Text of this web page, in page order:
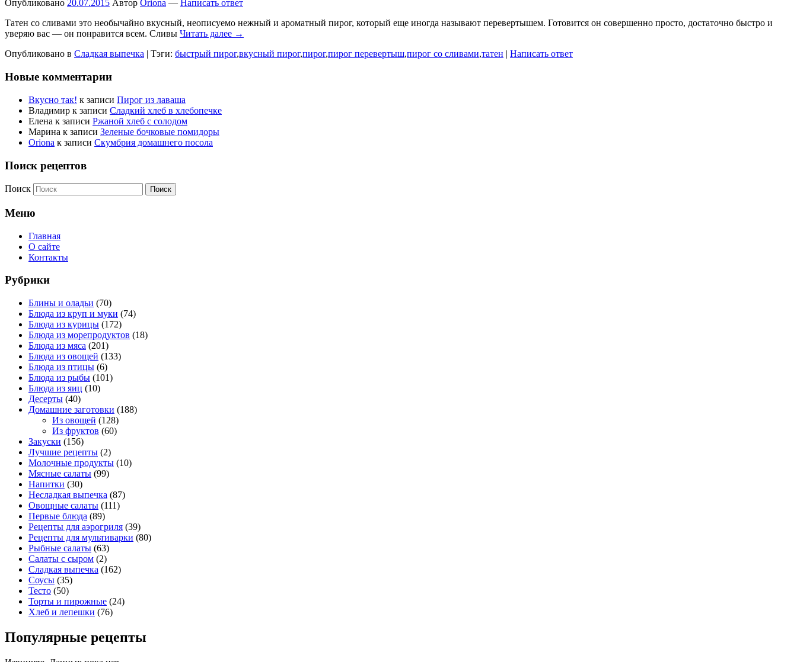
Опубликовано 20.07.2015 Автор Oriona — Написать ответ
Татен со сливами это необычайно вкусный, неописуемо нежный и ароматный пирог, который еще иногда называют перевертышем. Готовится он совершенно просто, достаточно быстро и
уверяю вас — он понравится всем. Сливы Читать далее →
Опубликовано в Сладкая выпечка | Тэги: быстрый пирог,вкусный пирог,пирог,пирог перевертыш,пирог со сливами,татен | Написать ответ
Новые комментарии
Вкусно так! к записи Пирог из лаваша
Владимир к записи Сладкий хлеб в хлебопечке
Елена к записи Ржаной хлеб с солодом
Марина к записи Зеленые бочковые помидоры
Oriona к записи Скумбрия домашнего посола
Поиск рецептов
Поиск
Меню
Главная
О сайте
Контакты
Рубрики
Блины и оладьи (70)
Блюда из круп и муки (74)
Блюда из курицы (172)
Блюда из морепродуктов (18)
Блюда из мяса (201)
Блюда из овощей (133)
Блюда из птицы (6)
Блюда из рыбы (101)
Блюда из яиц (10)
Десерты (40)
Домашние заготовки (188)
Из овощей (128)
Из фруктов (60)
Закуски (156)
Лучшие рецепты (2)
Молочные продукты (10)
Мясные салаты (99)
Напитки (30)
Несладкая выпечка (87)
Овощные салаты (111)
Первые блюда (89)
Рецепты для аэрогриля (39)
Рецепты для мультиварки (80)
Рыбные салаты (63)
Салаты с сыром (2)
Сладкая выпечка (162)
Соусы (35)
Тесто (50)
Торты и пирожные (24)
Хлеб и лепешки (76)
Популярные рецепты